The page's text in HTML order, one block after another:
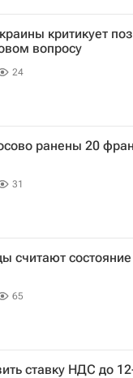
критикует
вопросу
24
ранены 20
31
в Косовска-Митровице
считают
65
ставку НДС до